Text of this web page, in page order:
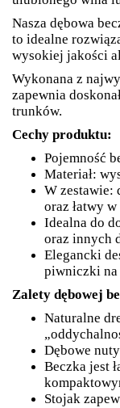
Nasza dębowa
to idealne
wysokiej jakości
Wykonana z
zapewnia
trunków.
Cechy produktu:
Pojemność
Materiał:
W zestawie:
oraz łatwy
Idealna do
oraz innych
Elegancki
piwniczki na
Zalety dębowej
Naturalne
Dębowe
Beczka jest
Stojak